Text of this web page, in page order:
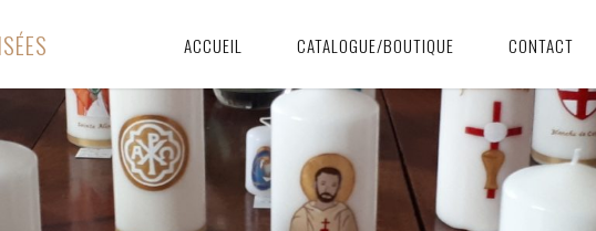
ISÉES ACCUEIL CATALOGUE/BOUTIQUE CONTACT